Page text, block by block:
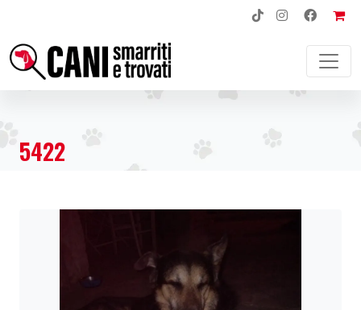
NAVIGAZIONE PRINCIPALE
5422